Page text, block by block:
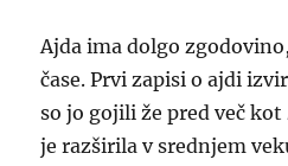
Ajda ima dolgo
čase. Prvi zapisi o ajdi
so jo gojili že pred več kot
je razširila v srednjem